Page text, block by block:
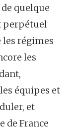
quelque
perpétuel
les régimes
les
équipes et
et
de France